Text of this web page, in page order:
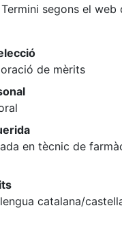
segons el web
de mèrits
en tècnic de
catalana/